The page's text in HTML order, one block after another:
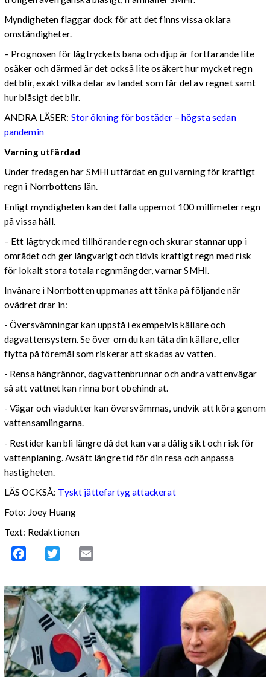
Myndigheten flaggar dock för att det finns vissa oklara
omständigheter.
– Prognosen för lågtryckets bana och djup är fortfarande lite
osäker och därmed är det också lite osäkert hur mycket regn
det blir, exakt vilka delar av landet som får del av regnet samt
hur blåsigt det blir.
ANDRA LÄSER: Stor ökning för bostäder – högsta sedan
pandemin
Varning utfärdad
Under fredagen har SMHI utfärdat en gul varning för kraftigt
regn i Norrbottens län.
Enligt myndigheten kan det falla uppemot 100 millimeter regn
på vissa håll.
– Ett lågtryck med tillhörande regn och skurar stannar upp i
området och ger långvarigt och tidvis kraftigt regn med risk
för lokalt stora totala regnmängder, varnar SMHI.
Invånare i Norrbotten uppmanas att tänka på följande när
ovädret drar in:
- Översvämningar kan uppstå i exempelvis källare och
dagvattensystem. Se över om du kan täta din källare, eller
flytta på föremål som riskerar att skadas av vatten.
- Rensa hängrännor, dagvattenbrunnar och andra vattenvägar
så att vattnet kan rinna bort obehindrat.
- Vägar och viadukter kan översvämmas, undvik att köra genom
vattensamlingarna.
- Restider kan bli längre då det kan vara dålig sikt och risk för
vattenplaning. Avsätt längre tid för din resa och anpassa
hastigheten.
LÄS OCKSÅ: Tyskt jättefartyg attackerat
Foto: Joey Huang
Text: Redaktionen
Facebook Twitter